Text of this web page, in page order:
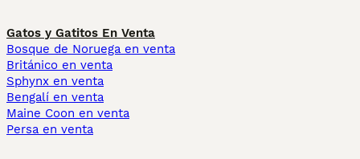
Gatos y Gatitos En Venta
Bosque de Noruega en venta
Británico en venta
Sphynx en venta
Bengalí en venta
Maine Coon en venta
Persa en venta